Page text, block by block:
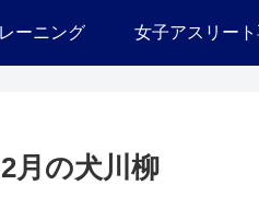
レーニング 女子アスリート
月の犬川柳